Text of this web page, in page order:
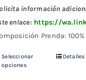
información
enlace: https://
Prenda:
Seleccionar
opciones
EsteDetalles